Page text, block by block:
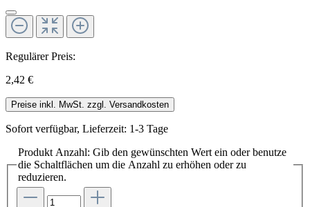
Regulärer Preis:
2,42 €
Preise inkl. MwSt. zzgl. Versandkosten
Sofort verfügbar, Lieferzeit: 1-3 Tage
Produkt Anzahl: Gib den gewünschten Wert ein oder benutze
die Schaltflächen um die Anzahl zu erhöhen oder zu
reduzieren.